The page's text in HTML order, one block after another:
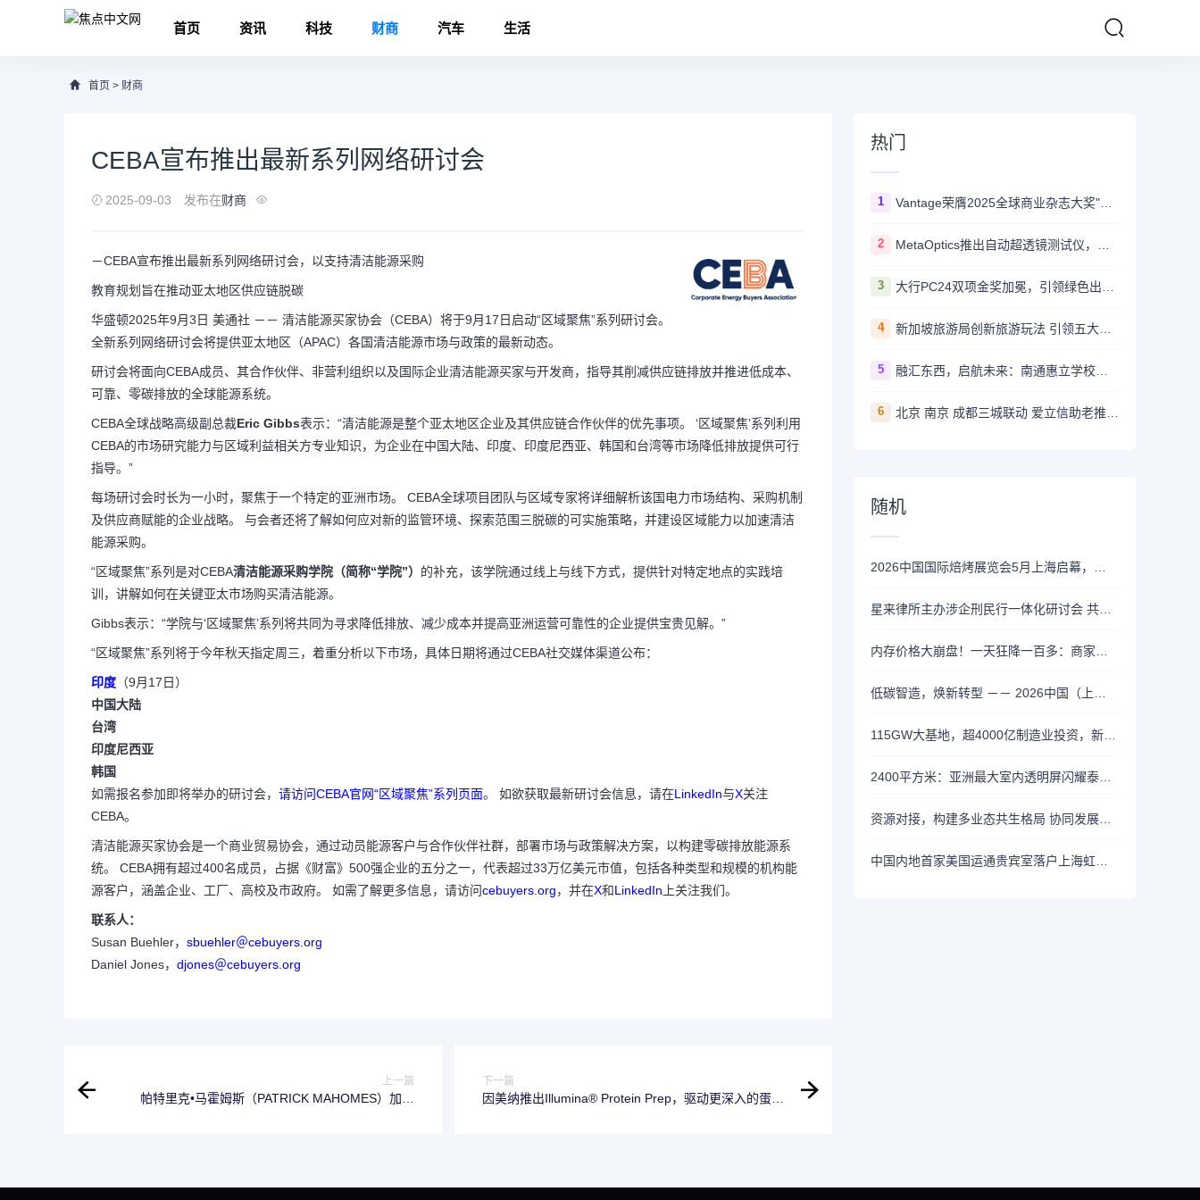
首页 资讯 科技 财商 汽车 生活
首页 > 财商
CEBA宣布推出最新系列网络研讨会
2025-09-03 发布在财商
－CEBA宣布推出最新系列网络研讨会，以支持清洁能源采购
教育规划旨在推动亚太地区供应链脱碳
华盛顿2025年9月3日 美通社 －－ 清洁能源买家协会（CEBA）将于9月17日启动“区域聚焦”系列研讨会。
全新系列网络研讨会将提供亚太地区（APAC）各国清洁能源市场与政策的最新动态。
研讨会将面向CEBA成员、其合作伙伴、非营利组织以及国际企业清洁能源买家与开发商，指导其削减供应链排放并推进低成本、
可靠、零碳排放的全球能源系统。
CEBA全球战略高级副总裁Eric Gibbs表示：“清洁能源是整个亚太地区企业及其供应链合作伙伴的优先事项。 ‘区域聚焦’系列利用
CEBA的市场研究能力与区域利益相关方专业知识，为企业在中国大陆、印度、印度尼西亚、韩国和台湾等市场降低排放提供可行
指导。”
每场研讨会时长为一小时，聚焦于一个特定的亚洲市场。 CEBA全球项目团队与区域专家将详细解析该国电力市场结构、采购机制
及供应商赋能的企业战略。 与会者还将了解如何应对新的监管环境、探索范围三脱碳的可实施策略，并建设区域能力以加速清洁
能源采购。
“区域聚焦”系列是对CEBA清洁能源采购学院 （简称“学院”） 的补充，该学院通过线上与线下方式，提供针对特定地点的实践培
训，讲解如何在关键亚太市场购买清洁能源。
Gibbs表示：“学院与‘区域聚焦’系列将共同为寻求降低排放、减少成本并提高亚洲运营可靠性的企业提供宝贵见解。”
“区域聚焦”系列将于今年秋天指定周三，着重分析以下市场，具体日期将通过CEBA社交媒体渠道公布：
印度 （9月17日）
中国大陆
台湾
印度尼西亚
韩国
如需报名参加即将举办的研讨会， 请访问CEBA官网“区域聚焦”系列页面。 如欲获取最新研讨会信息，请在LinkedIn与X关注
CEBA。
清洁能源买家协会是一个商业贸易协会，通过动员能源客户与合作伙伴社群，部署市场与政策解决方案，以构建零碳排放能源系
统。 CEBA拥有超过400名成员，占据《财富》500强企业的五分之一，代表超过33万亿美元市值，包括各种类型和规模的机构能
源客户，涵盖企业、工厂、高校及市政府。 如需了解更多信息，请访问cebuyers.org，并在X和LinkedIn 上关注我们。
联系人：
Susan Buehler， sbuehler＠cebuyers.org
Daniel Jones， djones＠cebuyers.org
上一篇
帕特里克•马霍姆斯（PATRICK MAHOMES）加入
下一篇
因美纳推出Illumina® Protein Prep，驱动更深入的蛋白
热门
1 Vantage荣膺2025全球商业杂志大奖"亚太最佳在线交易平台"
2
3
4 新加坡旅游局创新旅游玩法 引领五大核心玩家解锁"反正好玩"之旅
5 融汇东西，启航未来：南通惠立学校海外学生寄宿项目正式启动
6
随机